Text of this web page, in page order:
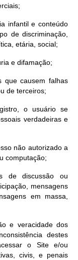
infantil e conteúdo
de discriminação,
etária, social;
e difamação;
que causem falhas
de terceiros;
o usuário se
verdadeiras e
não autorizado a
computação;
de discussão ou
mensagens
em massa,
e veracidade dos
destes
o Site e/ou
civis, e penais